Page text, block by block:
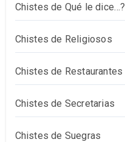
Chistes de Qué le dice…?
Chistes de Religiosos
Chistes de Restaurantes
Chistes de Secretarias
Chistes de Suegras